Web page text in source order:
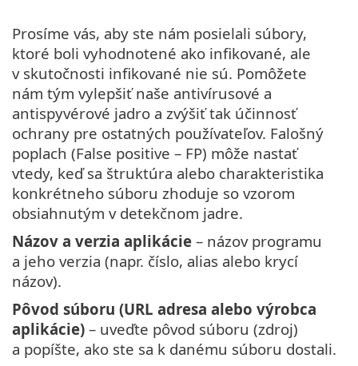
Prosíme vás, aby ste nám posielali súbory,
ktoré boli vyhodnotené ako infikované, ale
v skutočnosti infikované nie sú. Pomôžete
nám tým vylepšiť naše antivírusové a
antispyvérové jadro a zvýšiť tak účinnosť
ochrany pre ostatných používateľov. Falošný
poplach (False positive – FP) môže nastať
vtedy, keď sa štruktúra alebo charakteristika
konkrétneho súboru zhoduje so vzorom
obsiahnutým v detekčnom jadre.
Názov a verzia aplikácie – názov programu
a jeho verzia (napr. číslo, alias alebo krycí
názov).
Pôvod súboru (URL adresa alebo výrobca
aplikácie) – uveďte pôvod súboru (zdroj)
a popíšte, ako ste sa k danému súboru dostali.